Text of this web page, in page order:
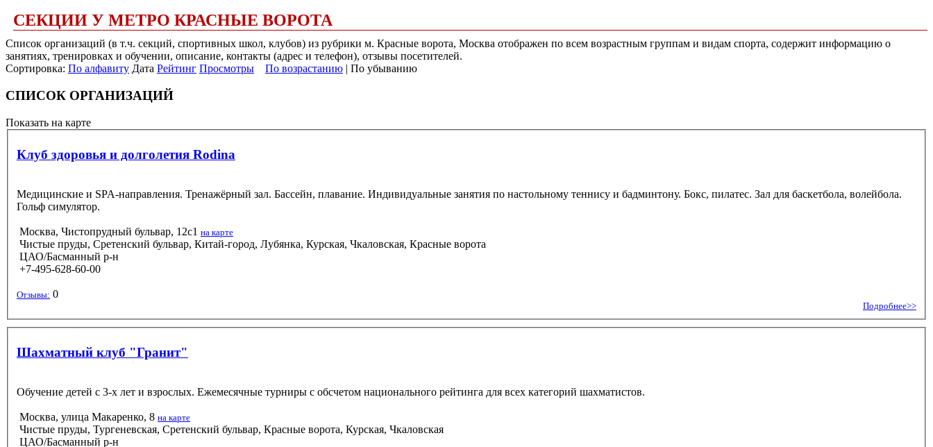
СЕКЦИИ У МЕТРО КРАСНЫЕ ВОРОТА
Список организаций (в т.ч. секций, спортивных школ, клубов) из рубрики м. Красные ворота, Москва отображен по всем возрастным группам и видам спорта, содержит информацию о
занятиях, тренировках и обучении, описание, контакты (адрес и телефон), отзывы посетителей.
Сортировка: По алфавиту Дата Рейтинг Просмотры По возрастанию | По убыванию
СПИСОК ОРГАНИЗАЦИЙ
Показать на карте
Клуб здоровья и долголетия Rodina
Медицинские и SPA-направления. Тренажёрный зал. Бассейн, плавание. Индивидуальные занятия по настольному теннису и бадминтону. Бокс, пилатес. Зал для баскетбола, волейбола.
Гольф симулятор.
Москва, Чистопрудный бульвар, 12с1 на карте
Чистые пруды, Сретенский бульвар, Китай-город, Лубянка, Курская, Чкаловская, Красные ворота
ЦАО/Басманный р-н
+7-495-628-60-00
Отзывы: 0
Подробнее>>
Шахматный клуб "Гранит"
Обучение детей с 3-х лет и взрослых. Ежемесячные турниры с обсчетом национального рейтинга для всех категорий шахматистов.
Москва, улица Макаренко, 8 на карте
Чистые пруды, Тургеневская, Сретенский бульвар, Красные ворота, Курская, Чкаловская
ЦАО/Басманный р-н